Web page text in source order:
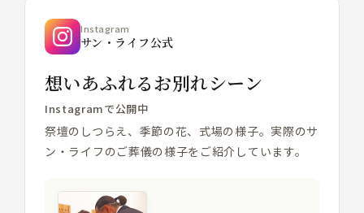
Instagram
サン・ライフ公式
想いあふれるお別れシーン
Instagramで公開中
祭壇のしつらえ、季節の花、式場の様子。実際のサ
ン・ライフのご葬儀の様子をご紹介しています。